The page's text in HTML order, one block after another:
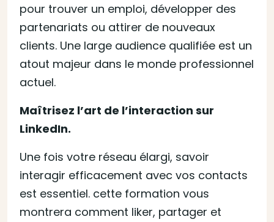
pour trouver un emploi, développer des
partenariats ou attirer de nouveaux
clients. Une large audience qualifiée est un
atout majeur dans le monde professionnel
actuel.
Maîtrisez l’art de l’interaction sur
LinkedIn.
Une fois votre réseau élargi, savoir
interagir efficacement avec vos contacts
est essentiel. cette formation vous
montrera comment liker, partager et